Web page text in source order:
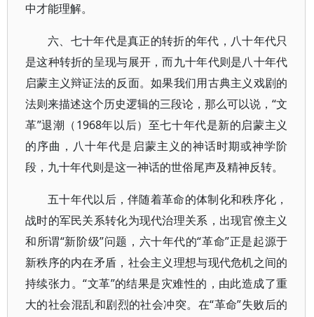
中才能理解。
六、七十年代是真正的转折的年代，八十年代只
是这种转折的呈现与展开，而九十年代则是八十年代
启蒙主义辩证法的反面。如果我们用古典主义戏剧的
法则来描述这个历史逻辑的三段论，那么可以说，“文
革”退潮（1968年以后）至七十年代是新的启蒙主义
的序曲，八十年代是启蒙主义的神话时期或神学阶
段，九十年代则是这一神话的世俗尾声及精神反转。
五十年代以后，伴随着革命的体制化和秩序化，
战时的军民关系转化为现代治理关系，出现官僚主义
和所谓“新阶级”问题，六十年代的“革命”正是起源于
新秩序的内在矛盾，社会主义理想与现代危机之间的
持续张力。“文革”的结果是灾难性的，由此造成了重
大的社会混乱和剧烈的社会冲突。在“革命”失败后的